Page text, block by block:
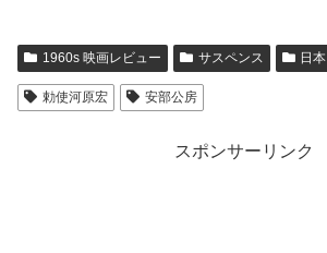
1960s 映画レビュー サスペンス 日本
勅使河原宏 安部公房
スポンサーリンク